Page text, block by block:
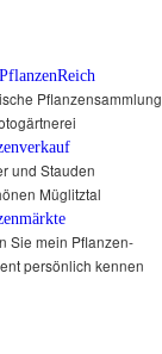
Pflanzensammlung
und Stauden
Müglitztal
Sie mein Pflanzen-
persönlich kennen